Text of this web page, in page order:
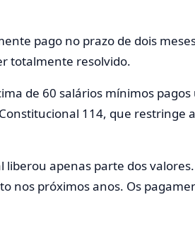
pago no prazo de dois
totalmente resolvido.
de 60 salários mínimos
114, que restringe
liberou apenas parte dos
nos próximos anos. Os